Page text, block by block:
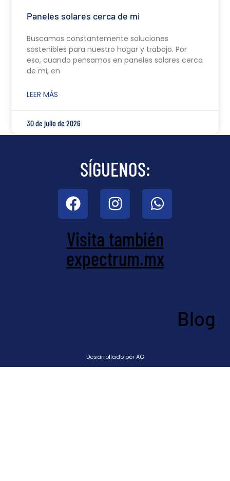
Paneles solares cerca de mi
Buscamos constantemente soluciones
sostenibles para nuestro hogar y trabajo. Por
eso, cuando pensamos en paneles solares cerca
de mi, en
LEER MÁS
30 de julio de 2026
SÍGUENOS:
Visita también
expectrum.mx
Blog
Desarrollado por AG